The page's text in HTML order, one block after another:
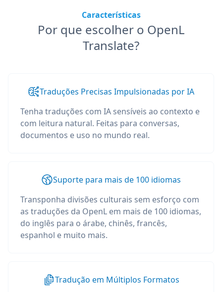
Características
Por que escolher o OpenL
Translate?
Traduções Precisas Impulsionadas por IA
Tenha traduções com IA sensíveis ao contexto e
com leitura natural. Feitas para conversas,
documentos e uso no mundo real.
Suporte para mais de 100 idiomas
Transponha divisões culturais sem esforço com
as traduções da OpenL em mais de 100 idiomas,
do inglês para o árabe, chinês, francês,
espanhol e muito mais.
Tradução em Múltiplos Formatos